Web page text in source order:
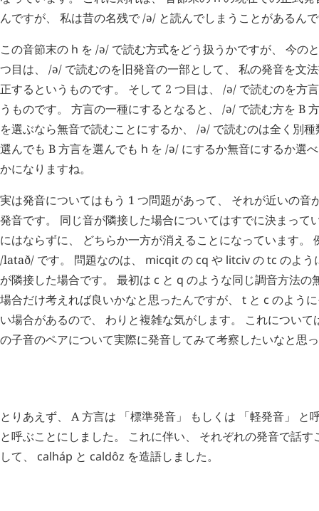
んですが、 私は昔の名残で /ə/ と読んでしまうことがあるん
この音節末の h を /ə/ で読む方式をどう扱うかですが、 今の
つ目は、 /ə/ で読むのを旧発音の一部として、 私の発音を文
正するというものです。 そして 2 つ目は、 /ə/ で読むのを方
うものです。 方言の一種にするとなると、 /ə/ で読む方を B
を選ぶなら無音で読むことにするか、 /ə/ で読むのは全く別
選んでも B 方言を選んでも h を /ə/ にするか無音にするか選
かになりますね。
実は発音についてはもう 1 つ問題があって、 それが近いの音
発音です。 同じ音が隣接した場合についてはすでに決まって
にはならずに、 どちらか一方が消えることになっています。
/latað/ です。 問題なのは、 micqitの cq や litcivのtc のよう
が隣接した場合です。 最初は c と q のような同じ調音方法の
場合だけ考えれば良いかなと思ったんですが、 t と c のよう
い場合があるので、 わりと複雑な気がします。 これについ
の子音のペアについて実際に発音してみて考察したいなと思
とりあえず、 A 方言は 「標準発音」 もしくは 「軽発音」 と
と呼ぶことにしました。 これに伴い、 それぞれの発音で話
して、 calháp と caldôz を造語しました。